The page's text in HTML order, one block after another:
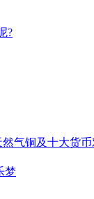
?
气铜及十大货币
梦